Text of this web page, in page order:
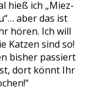
hieß ich „Miez-
aber das ist
hören. Ich will
Katzen sind so!
bisher passiert
dort könnt Ihr